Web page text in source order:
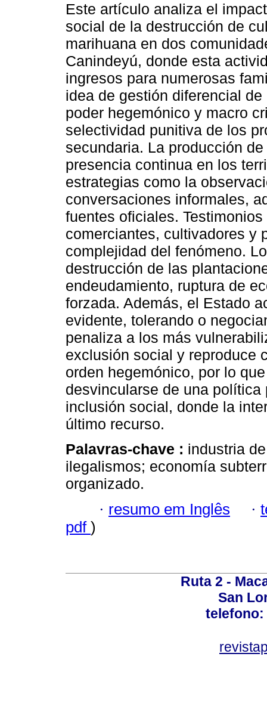
Este artículo analiza el
social de la destrucción de
marihuana en dos
Canindeyú, donde esta
ingresos para numerosas
idea de gestión diferencial
poder hegemónico y macro
selectividad punitiva de los
secundaria. La producción
presencia continua en los
estrategias como la
conversaciones informales,
fuentes oficiales.
comerciantes, cultivadores y
complejidad del fenómeno.
destrucción de las
endeudamiento, ruptura de
forzada. Además, el Estado
evidente, tolerando o
penaliza a los más
exclusión social y reproduce
orden hegemónico, por lo
desvincularse de una
inclusión social, donde la
último recurso.
Palavras-chave : industria
ilegalismos; economía
organizado.
· resumo em Inglês ·
pdf )
Ruta 2 -
San
telefono: